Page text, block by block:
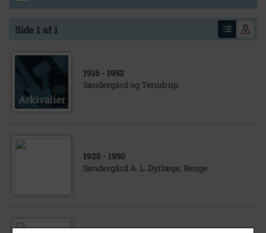
Side 1 af 1
1916 - 1952
Søndergård og Terndrup
1920 - 1950
Søndergård A. L. Dyrlæge, Renge